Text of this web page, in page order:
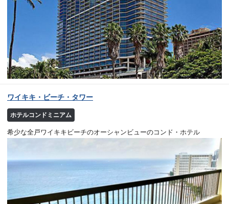
ワイキキ・ビーチ・タワー
ホテルコンドミニアム
希少な全戸ワイキキビーチのオーシャンビューのコンド・ホテル